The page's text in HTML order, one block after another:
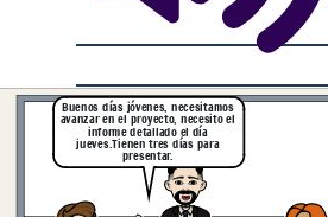
informe,Esta bien detallado y bien elaborado.
así, la empresa siempre busca contar con el
todos sus integrantes, procurando que todos
el liderazgo y armonía como lo han hecho
solo confiemos en
Buenos días jóvenes, necesitamos
avanzar en el proyecto, necesito el
informe detallado el día
jueves.Tienen tres días para
presentar.